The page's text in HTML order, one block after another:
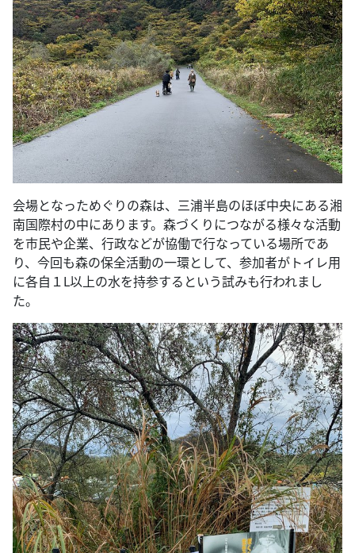
会場となっためぐりの森は、三浦半島のほぼ中央にある湘
南国際村の中にあります。森づくりにつながる様々な活動
を市民や企業、行政などが協働で行なっている場所であ
り、今回も森の保全活動の一環として、参加者がトイレ用
に各自１L以上の水を持参するという試みも行われまし
た。